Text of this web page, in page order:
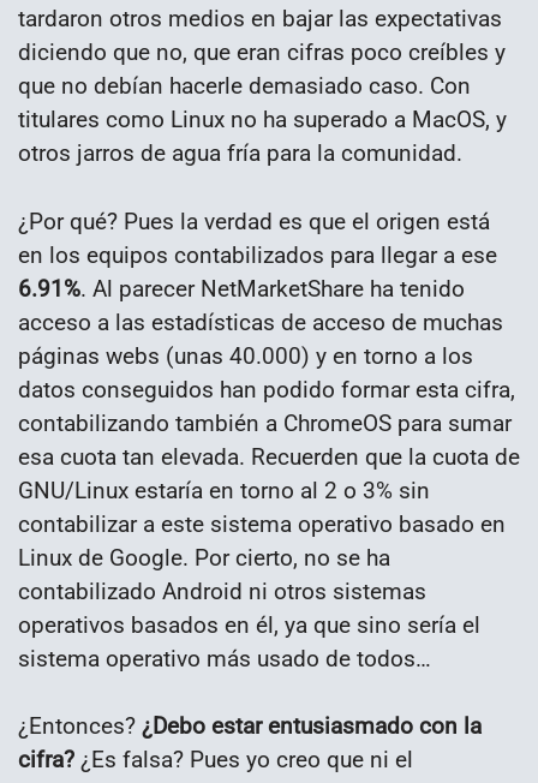
tardaron otros medios en bajar las expectativas
diciendo que no, que eran cifras poco creíbles y
que no debían hacerle demasiado caso. Con
titulares como Linux no ha superado a MacOS, y
otros jarros de agua fría para la comunidad.
¿Por qué? Pues la verdad es que el origen está
en los equipos contabilizados para llegar a ese
6.91%. Al parecer NetMarketShare ha tenido
acceso a las estadísticas de acceso de muchas
páginas webs (unas 40.000) y en torno a los
datos conseguidos han podido formar esta cifra,
contabilizando también a ChromeOS para sumar
esa cuota tan elevada. Recuerden que la cuota de
GNU/Linux estaría en torno al 2 o 3% sin
contabilizar a este sistema operativo basado en
Linux de Google. Por cierto, no se ha
contabilizado Android ni otros sistemas
operativos basados en él, ya que sino sería el
sistema operativo más usado de todos…
¿Entonces? ¿Debo estar entusiasmado con la
cifra? ¿Es falsa? Pues yo creo que ni el